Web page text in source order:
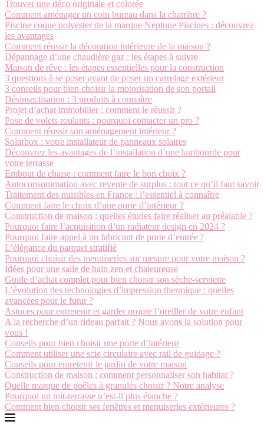
Trouver une déco originale et colorée
Comment aménager un coin bureau dans la chambre ?
Piscine coque polyester de la marque Neptune Piscines : découvrez
les avantages
Comment réussir la décoration intérieure de la maison ?
Dépannage d’une chaudière gaz : les étapes à suivre
Maison de rêve : les étapes essentielles pour la construction
3 questions à se poser avant de poser un carrelage extérieur
3 conseils pour bien choisir la motorisation de son portail
Désinsectisation : 3 produits à connaître
Projet d’achat immobilier : comment le réussir ?
Pose de volets roulants : pourquoi contacter un pro ?
Comment réussir son aménagement intérieur ?
Solarbox : votre installateur de panneaux solaires
Découvrez les avantages de l’installation d’une lambourde pour
votre terrasse
Embout de chaise : comment faire le bon choix ?
Autoconsommation avec revente de surplus : tout ce qu’il faut savoir
Traitement des nuisibles en France : l’essentiel à connaître
Comment faire le choix d’une porte d’intérieur ?
Construction de maison : quelles études faire réaliser au préalable ?
Pourquoi faire l’acquisition d’un radiateur design en 2024 ?
Pourquoi faire appel à un fabricant de porte d’entrée ?
L’élégance du parquet stratifié
Pourquoi choisir des menuiseries sur mesure pour votre maison ?
Idées pour une salle de bain zen et chaleureuse
Guide d’achat complet pour bien choisir son sèche-serviette
L’évolution des technologies d’impression thermique : quelles
avancées pour le futur ?
Astuces pour entretenir et garder propre l’oreiller de votre enfant
A la recherche d’un rideau parfait ? Nous avons la solution pour
vous !
Conseils pour bien choisir une porte d’intérieur
Comment utiliser une scie circulaire avec rail de guidage ?
Conseils pour entretenir le jardin de votre maison
Construction de maison : comment personnaliser son habitat ?
Quelle marque de poêles à granulés choisir ? Notre analyse
Pourquoi un toit-terrasse n’est-il plus étanche ?
Comment bien choisir ses fenêtres et menuiseries extérieures ?